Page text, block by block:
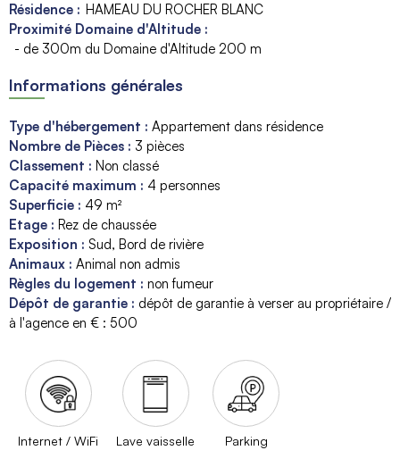
Résidence : HAMEAU DU ROCHER BLANC
Proximité Domaine d'Altitude :
- de 300m du Domaine d'Altitude 200 m
Informations générales
Type d'hébergement : Appartement dans résidence
Nombre de Pièces : 3 pièces
Classement : Non classé
Capacité maximum : 4 personnes
Superficie : 49 m²
Etage : Rez de chaussée
Exposition : Sud
Bord de rivière
Animaux : Animal non admis
Règles du logement : non fumeur
Dépôt de garantie : dépôt de garantie à verser au propriétaire /
à l'agence en € : 500
Internet / WiFi Lave vaisselle Parking